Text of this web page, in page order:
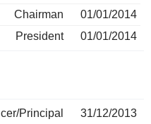
Chairman
01/01/2014
President
01/01/2014
Principal 31/12/2013